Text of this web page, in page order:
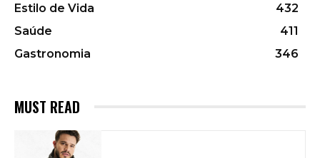
Estilo de Vida
432
Saúde
411
Gastronomia
346
MUST READ